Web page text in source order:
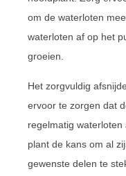
om de waterloten
waterloten af op het
groeien.
Het zorgvuldig
ervoor te zorgen dat
regelmatig
plant de kans om al
gewenste delen te